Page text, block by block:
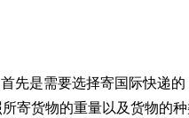
先是需要选择寄国际快递
寄货物的重量以及货物的